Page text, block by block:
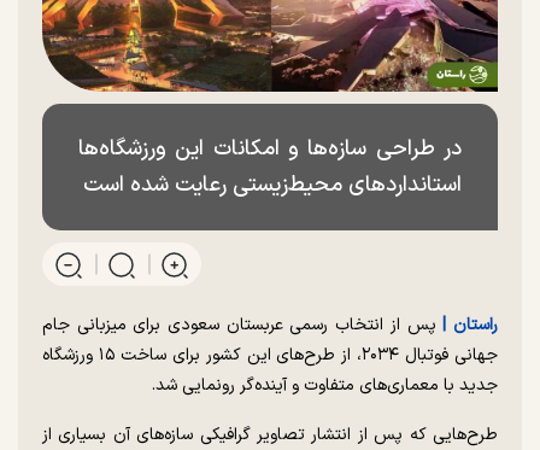
در طراحی سازه‌ها و امکانات این ورزشگاه‌ها
استانداردهای محیط‌زیستی رعایت شده است
راستان |پس از انتخاب رسمی عربستان سعودی برای میزبانی جام
جهانی فوتبال ۲۰۳۴، از طرح‌های این کشور برای ساخت ۱۵ ورزشگاه
جدید با معماری‌های متفاوت و آینده‌گر رونمایی شد.
طرح‌هایی که پس از انتشار تصاویر گرافیکی سازه‌های آن بسیاری از